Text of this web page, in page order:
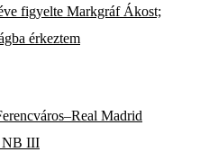
figyelte Markgráf Ákost;
érkeztem
Madrid
NB III